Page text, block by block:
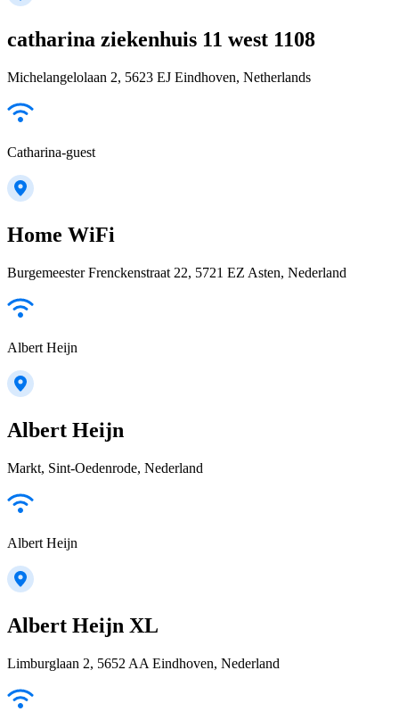
catharina ziekenhuis 11 west 1108
Michelangelolaan 2, 5623 EJ Eindhoven, Netherlands
Catharina-guest
Home WiFi
Burgemeester Frenckenstraat 22, 5721 EZ Asten, Nederland
Albert Heijn
Albert Heijn
Markt, Sint-Oedenrode, Nederland
Albert Heijn
Albert Heijn XL
Limburglaan 2, 5652 AA Eindhoven, Nederland